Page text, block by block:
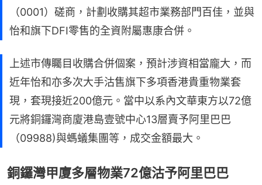
（0001）磋商，計劃收購其超市業務部門百佳，並與
怡和旗下DFI零售的全資附屬惠康合併。
上述市傳矚目收購合併個案，預計涉資相當龐大，而
近年怡和亦多次大手沽售旗下多項香港貴重物業套
現，套現接近200億元。當中以系內文華東方以72億
元將銅鑼灣商廈港島壹號中心13層賣予阿里巴巴
（09988)與螞蟻集團等，成交金額最大。
銅鑼灣甲廈多層物業72億沽予阿里巴巴